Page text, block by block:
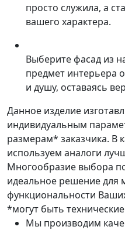
просто служила, а
вашего характера.
Выберите фасад из
предмет интерьера
и душу, оставаясь
Данное изделие
индивидуальным
размерам* заказчика. В
используем аналоги
Многообразие выбора
идеальное решение для
функциональности
*могут быть
Мы производим